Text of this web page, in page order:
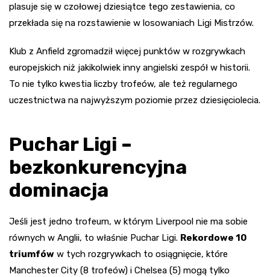
plasuje się w czołowej dziesiątce tego zestawienia, co
przekłada się na rozstawienie w losowaniach Ligi Mistrzów.
Klub z Anfield zgromadził więcej punktów w rozgrywkach
europejskich niż jakikolwiek inny angielski zespół w historii.
To nie tylko kwestia liczby trofeów, ale też regularnego
uczestnictwa na najwyższym poziomie przez dziesięciolecia.
Puchar Ligi –
bezkonkurencyjna
dominacja
Jeśli jest jedno trofeum, w którym Liverpool nie ma sobie
równych w Anglii, to właśnie Puchar Ligi. Rekordowe 10
triumfów w tych rozgrywkach to osiągnięcie, które
Manchester City (8 trofeów) i Chelsea (5) mogą tylko